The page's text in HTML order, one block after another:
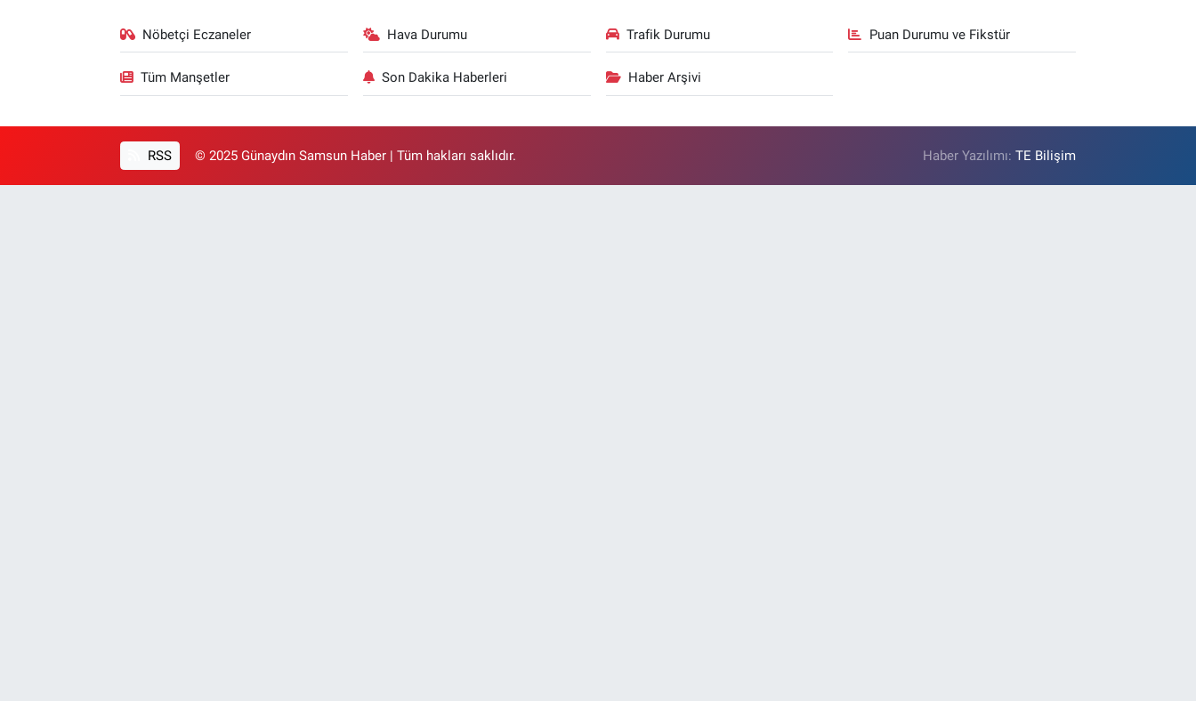
Nöbetçi Eczaneler Hava Durumu Trafik Durumu Puan Durumu ve Fikstür
Tüm Manşetler Son Dakika Haberleri Haber Arşivi
RSS © 2025 Günaydın Samsun Haber | Tüm hakları saklıdır. Haber Yazılımı:TE Bilişim